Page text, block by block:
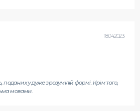
18.04.2023
поданих у дуже зрозумілій формі. Крім того,
мовами.